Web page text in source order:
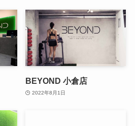
BEYOND 小倉店
2022年8月1日